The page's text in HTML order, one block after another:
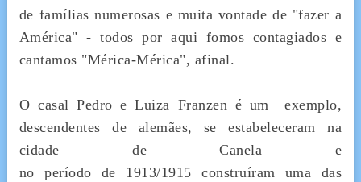
de famílias numerosas e muita vontade de "fazer a
América" - todos por aqui fomos contagiados e
cantamos "Mérica-Mérica", afinal.
O casal Pedro e Luiza Franzen é um exemplo,
descendentes de alemães, se estabeleceram na
cidade de Canela e
no período de 1913/1915 construíram uma das